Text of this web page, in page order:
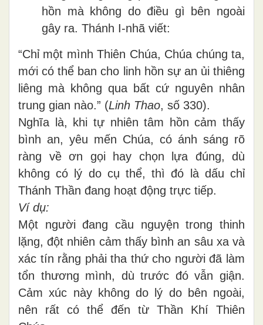
hồn mà không do điều gì bên ngoài
gây ra. Thánh I-nhã viết:
“Chỉ một mình Thiên Chúa, Chúa chúng ta,
mới có thể ban cho linh hồn sự an ủi thiêng
liêng mà không qua bất cứ nguyên nhân
trung gian nào.” (Linh Thao, số 330).
Nghĩa là, khi tự nhiên tâm hồn cảm thấy
bình an, yêu mến Chúa, có ánh sáng rõ
ràng về ơn gọi hay chọn lựa đúng, dù
không có lý do cụ thể, thì đó là dấu chỉ
Thánh Thần đang hoạt động trực tiếp.
Ví dụ:
Một người đang cầu nguyện trong thinh
lặng, đột nhiên cảm thấy bình an sâu xa và
xác tín rằng phải tha thứ cho người đã làm
tổn thương mình, dù trước đó vẫn giận.
Cảm xúc này không do lý do bên ngoài,
nên rất có thể đến từ Thần Khí Thiên